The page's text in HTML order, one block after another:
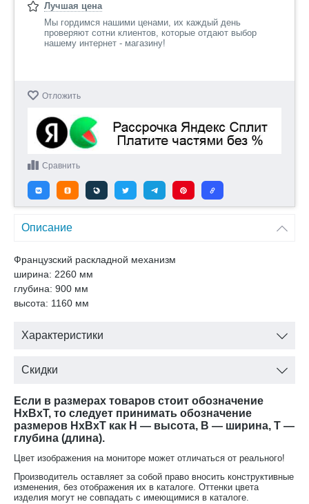
Лучшая цена
Мы гордимся нашими ценами, их каждый день
проверяют сотни клиентов, которые отдают выбор
нашему интернет - магазину!
Отложить
Сравнить
Описание
Французский раскладной механизм
ширина: 2260 мм
глубина: 900 мм
высота: 1160 мм
Характеристики
Скидки
Если в размерах товаров стоит обозначение
HxBxT, то следует принимать обозначение
размеров HxBxT как H — высота, B — ширина, T —
глубина (длина).
Цвет изображения на мониторе может отличаться от реального!
Производитель оставляет за собой право вносить конструктивные
изменения, без отображения их в каталоге. Оттенки цвета
изделия могут не совпадать с имеющимися в каталоге.